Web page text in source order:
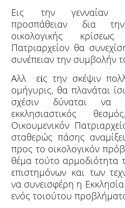
Εις την γενναίαν
προσπάθειαν δια
οικολογικής
Πατριαρχείον θα
συνέπειαν την συμβολήν
Αλλ εἰς την σκέψιν
ομήγυρις, θα πλανάται
σχέσιν δύναται να
εκκλησιαστικός
Οικουμενικόν
σταθερώς πάσης
προς το οικολογικόν
θέμα τούτο αρμοδιότητα
επιστημόνων και των
να συνεισφέρη η Εκκλησία
ενός τοιούτου